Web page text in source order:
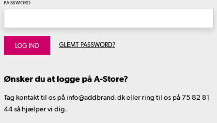
PASSWORD
LOG IND GLEMT PASSWORD?
Ønsker du at logge på A-Store?
Tag kontakt til os på info@addbrand.dk eller ring til os på 75 82 81
44 så hjælper vi dig.